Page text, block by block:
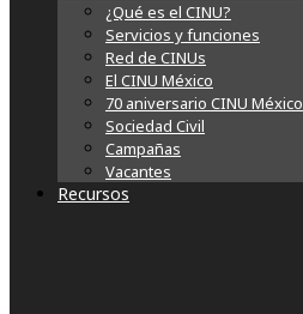
¿Qué es el CINU?
Servicios y funciones
Red de CINUs
El CINU México
70 aniversario CINU México
Sociedad Civil
Campañas
Vacantes
Recursos